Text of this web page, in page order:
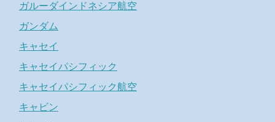
ガルーダインドネシア航空
ガンダム
キャセイ
キャセイパシフィック
キャセイパシフィック航空
キャビン